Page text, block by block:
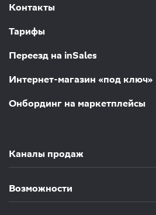
Контакты
Тарифы
Переезд на inSales
Интернет-магазин «под ключ»
Онбординг на маркетплейсы
Каналы продаж
Возможности